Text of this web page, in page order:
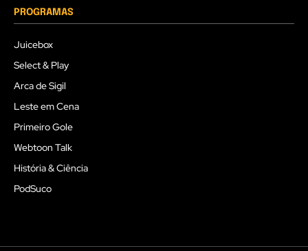
PROGRAMAS
Juicebox
Select & Play
Arca de Sigil
Leste em Cena
Primeiro Gole
Webtoon Talk
História & Ciência
PodSuco